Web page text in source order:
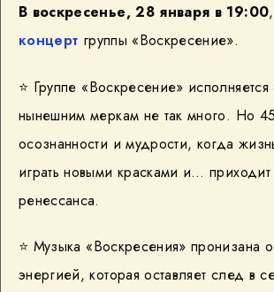
В воскресенье, 28 января в 19:00
концерт группы «Воскресение».
⭐️ Группе «Воскресение»
нынешним меркам не так много. Но
осознанности и мудрости, когда
играть новыми красками и…
ренессанса.
⭐️ Музыка «Воскресения» пронизана
энергией, которая оставляет след в